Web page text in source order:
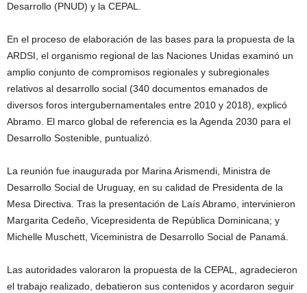
Desarrollo (PNUD) y la CEPAL.
En el proceso de elaboración de las bases para la propuesta de la
ARDSI, el organismo regional de las Naciones Unidas examinó un
amplio conjunto de compromisos regionales y subregionales
relativos al desarrollo social (340 documentos emanados de
diversos foros intergubernamentales entre 2010 y 2018), explicó
Abramo. El marco global de referencia es la Agenda 2030 para el
Desarrollo Sostenible, puntualizó.
La reunión fue inaugurada por Marina Arismendi, Ministra de
Desarrollo Social de Uruguay, en su calidad de Presidenta de la
Mesa Directiva. Tras la presentación de Laís Abramo, intervinieron
Margarita Cedeño, Vicepresidenta de República Dominicana; y
Michelle Muschett, Viceministra de Desarrollo Social de Panamá.
Las autoridades valoraron la propuesta de la CEPAL, agradecieron
el trabajo realizado, debatieron sus contenidos y acordaron seguir